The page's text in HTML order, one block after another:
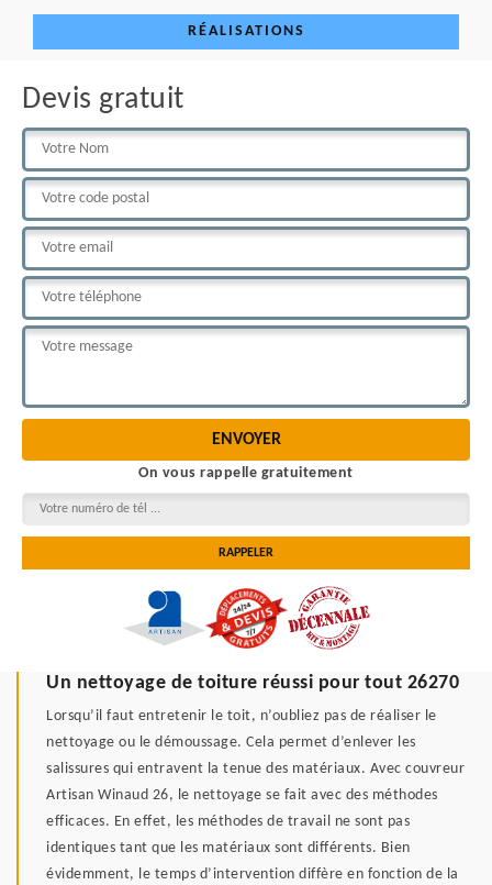
RÉALISATIONS
Devis gratuit
On vous rappelle gratuitement
Un nettoyage de toiture réussi pour tout 26270
Lorsqu’il faut entretenir le toit, n’oubliez pas de réaliser le
nettoyage ou le démoussage. Cela permet d’enlever les
salissures qui entravent la tenue des matériaux. Avec couvreur
Artisan Winaud 26, le nettoyage se fait avec des méthodes
efficaces. En effet, les méthodes de travail ne sont pas
identiques tant que les matériaux sont différents. Bien
évidemment, le temps d’intervention diffère en fonction de la